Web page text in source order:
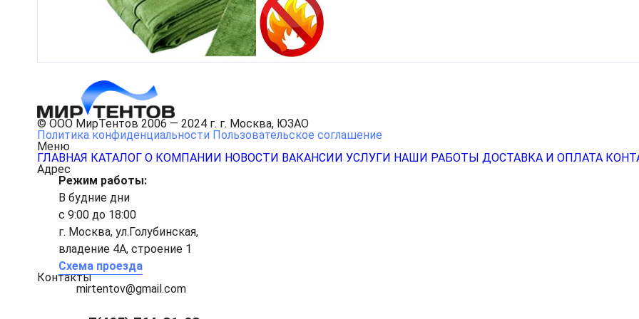
© ООО МирТентов 2006 — 2024 г. г. Москва, ЮЗАО
Политика конфиденциальности Пользовательское соглашение
Меню
ГЛАВНАЯ КАТАЛОГ О КОМПАНИИ НОВОСТИ ВАКАНСИИ УСЛУГИ НАШИ РАБОТЫ ДОСТАВКА И ОПЛАТА
Адрес
Режим работы:
В будние дни
с 9:00 до 18:00
г. Москва, ул.Голубинская,
владение 4А, строение 1
Схема проезда
Контакты
mirtentov@gmail.com